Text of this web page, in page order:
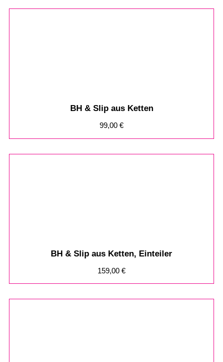
BH & Slip aus Ketten
99,00 €
BH & Slip aus Ketten, Einteiler
159,00 €